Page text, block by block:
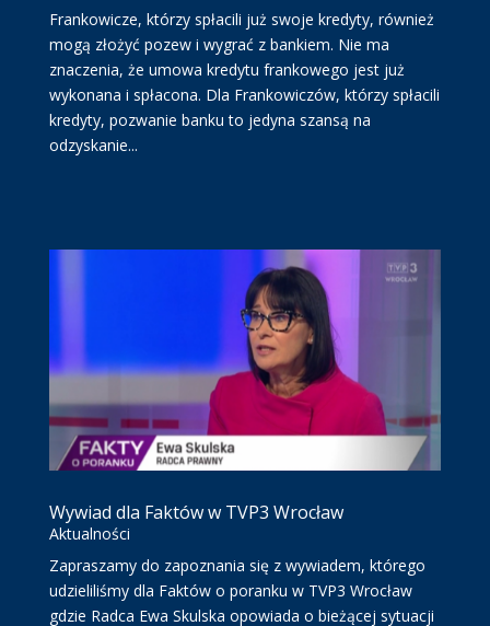
Frankowicze, którzy spłacili już swoje kredyty, również
mogą złożyć pozew i wygrać z bankiem. Nie ma
znaczenia, że umowa kredytu frankowego jest już
wykonana i spłacona. Dla Frankowiczów, którzy spłacili
kredyty, pozwanie banku to jedyna szansą na
odzyskanie...
Wywiad dla Faktów w TVP3 Wrocław
Aktualności
Zapraszamy do zapoznania się z wywiadem, którego
udzieliliśmy dla Faktów o poranku w TVP3 Wrocław
gdzie Radca Ewa Skulska opowiada o bieżącej sytuacji